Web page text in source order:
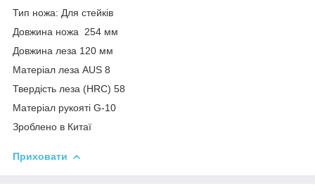
Тип ножа: Для стейків
Довжина ножа 254 мм
Довжина леза 120 мм
Матеріал леза AUS 8
Твердість леза (HRC) 58
Матеріал рукояті G-10
Зроблено в Китаї
Приховати